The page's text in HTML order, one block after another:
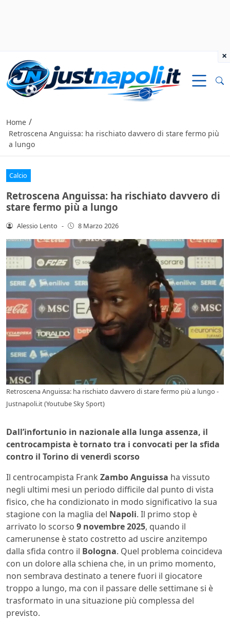
Home /
Retroscena Anguissa: ha rischiato davvero di stare fermo più
a lungo
Calcio
Retroscena Anguissa: ha rischiato davvero di
stare fermo più a lungo
Alessio Lento - 8 Marzo 2026
Retroscena Anguissa: ha rischiato davvero di stare fermo più a lungo -
Justnapoli.it (Youtube Sky Sport)
Dall’infortunio in nazionale alla lunga assenza, il
centrocampista è tornato tra i convocati per la sfida
contro il Torino di venerdì scorso
Il centrocampista Frank Zambo Anguissa ha vissuto
negli ultimi mesi un periodo difficile dal punto di vista
fisico, che ha condizionato in modo significativo la sua
stagione con la maglia del Napoli. Il primo stop è
arrivato lo scorso 9 novembre 2025, quando il
camerunense è stato costretto ad uscire anzitempo
dalla sfida contro il Bologna. Quel problema coincideva
con un dolore alla schiena che, in un primo momento,
non sembrava destinato a tenere fuori il giocatore
troppo a lungo, ma con il passare delle settimane si è
trasformato in una situazione più complessa del
previsto.
×